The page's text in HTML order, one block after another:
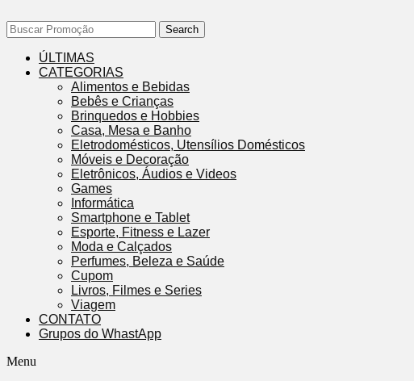
Search
ÚLTIMAS
CATEGORIAS
Alimentos e Bebidas
Bebês e Crianças
Brinquedos e Hobbies
Casa, Mesa e Banho
Eletrodomésticos, Utensílios Domésticos
Móveis e Decoração
Eletrônicos, Áudios e Videos
Games
Informática
Smartphone e Tablet
Esporte, Fitness e Lazer
Moda e Calçados
Perfumes, Beleza e Saúde
Cupom
Livros, Filmes e Series
Viagem
CONTATO
Grupos do WhastApp
Menu